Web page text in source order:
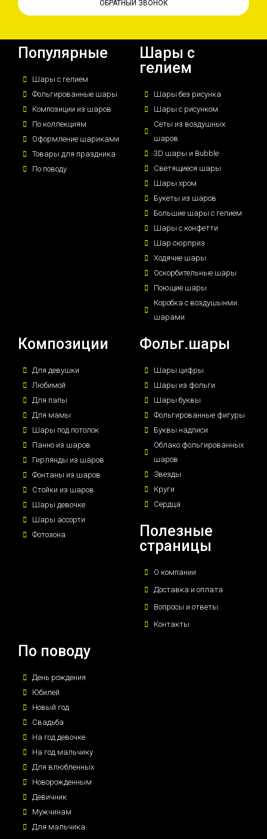
ОБРАТНЫЙ ЗВОНОК
Популярные
Шары с гелием
Фольгированные шары
Композиции из шаров
По коллекциям
Оформление шариками
Товары для праздника
По поводу
Шары с
гелием
Шары без рисунка
Шары с рисунком
Сеты из воздушных
шаров
3D шары и Bubble
Светящиеся шары
Шары хром
Букеты из шаров
Большие шары с гелием
Шары с конфетти
Шар сюрприз
Ходячие шары
Оскорбительные шары
Поющие шары
Коробка с воздушынми
шарами
Композиции
Для девушки
Любимой
Для папы
Для мамы
Шары под потолок
Панно из шаров
Гирлянды из шаров
Фонтаны из шаров
Стойки из шаров
Шары девочке
Шары ассорти
Фотозона
Фольг.шары
Шары цифры
Шары из фольги
Шары буквы
Фольгированные фигуры
Буквы надписи
Облако фольгированных
шаров
Звезды
Круги
Сердца
Полезные
страницы
О компании
Доставка и оплата
Вопросы и ответы
Контакты
По поводу
День рождения
Юбилей
Новый год
Свадьба
На год девочке
На год мальчику
Для влюбленных
Новорожденным
Девичник
Мужчинам
Для мальчика